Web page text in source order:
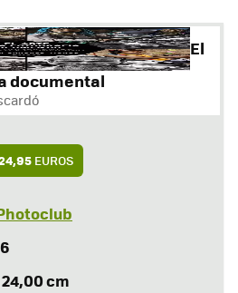
El
documental
EUROS
cm